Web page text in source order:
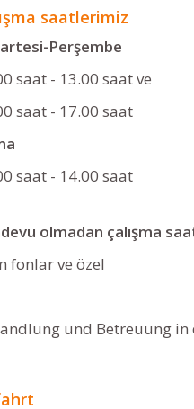
saatlerimiz
Perşembe
saat - 13.00 saat ve
saat - 17.00 saat
saat - 14.00 saat
olmadan çalışma
fonlar ve özel
und Betreuung in